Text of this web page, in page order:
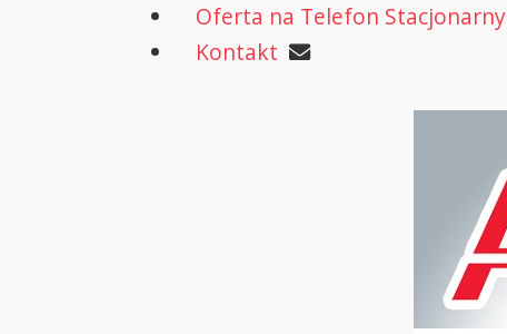
Oferta na Telefon Stacjonarny
Kontakt